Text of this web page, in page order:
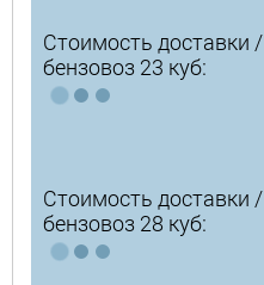
Стоимость доставки /
бензовоз 23 куб:
Стоимость доставки /
бензовоз 28 куб: